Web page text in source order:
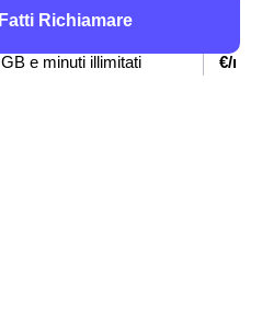
GB e minuti illimitati
€/
Fatti Richiamare